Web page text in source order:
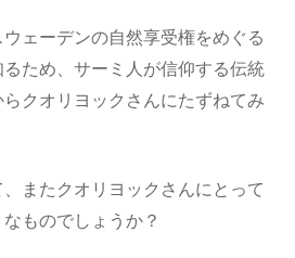
ーデンの自然享受権をめぐる
ため、サーミ人が信仰する伝統
クオリヨックさんにたずねてみ
またクオリヨックさんにとって
ものでしょうか？